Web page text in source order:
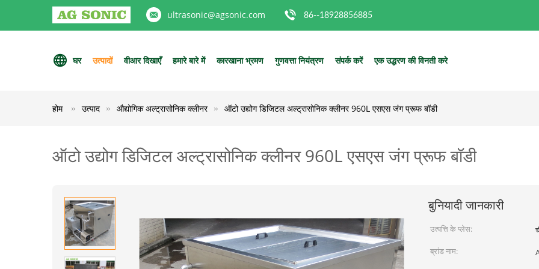
ultrasonic@agsonic.com 86--18928856885
घर उत्पादों वीआर दिखाएँ हमारे बारे में कारखाना भ्रमण गुणवत्ता नियंत्रण संपर्क करें एक उद्धरण की विनती करे
होम उत्पाद औद्योगिक अल्ट्रासोनिक क्लीनर ऑटो उद्योग डिजिटल अल्ट्रासोनिक क्लीनर 960L एसएस जंग प्रूफ बॉडी
ऑटो उद्योग डिजिटल अल्ट्रासोनिक क्लीनर 960L एसएस जंग प्रूफ बॉडी
बुनियादी जानकारी
उत्पत्ति के प्लेस:
ब्रांड नाम: